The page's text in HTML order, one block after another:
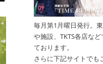
毎月第1月曜日発行。
や施設、TKTS各店な
ております。
さらに下記サイトでも